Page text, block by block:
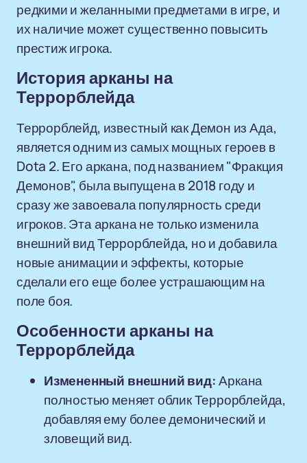
редкими и желанными предметами в игре, и
их наличие может существенно повысить
престиж игрока.
История арканы на
Террорблейда
Террорблейд, известный как Демон из Ада,
является одним из самых мощных героев в
Dota 2. Его аркана, под названием "Фракция
Демонов", была выпущена в 2018 году и
сразу же завоевала популярность среди
игроков. Эта аркана не только изменила
внешний вид Террорблейда, но и добавила
новые анимации и эффекты, которые
сделали его еще более устрашающим на
поле боя.
Особенности арканы на
Террорблейда
Измененный внешний вид:Аркана
полностью меняет облик Террорблейда,
добавляя ему более демонический и
зловещий вид.